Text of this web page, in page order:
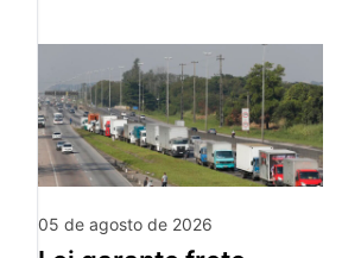
05 de agosto de 2026